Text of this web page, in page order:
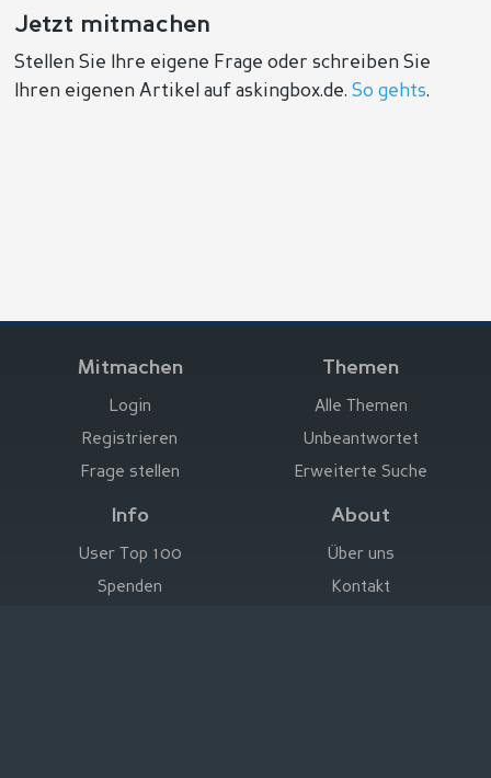
Jetzt mitmachen
Stellen Sie Ihre eigene Frage oder schreiben Sie
Ihren eigenen Artikel auf askingbox.de.So gehts.
Mitmachen
Login
Registrieren
Frage stellen
Themen
Alle Themen
Unbeantwortet
Erweiterte Suche
Info
User Top 100
Spenden
About
Über uns
Kontakt